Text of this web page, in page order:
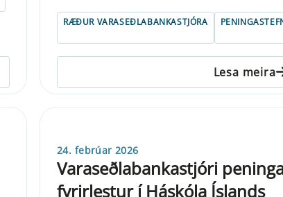
RÆÐUR VARASEÐLABANKASTJÓRA
Lesa meira
24. febrúar 2026
Varaseðlabankastjóri
fyrirlestur í Háskóla Íslands